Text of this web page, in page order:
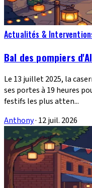
Actualités &
Bal des pompiers
Le 13 juillet 2025, la
ses portes à 19 heures
festifs les plus atten...
Anthony· 12 juil. 2026